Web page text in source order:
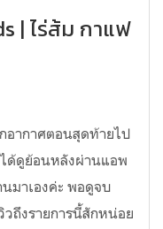
| ไร่ส้ม กาแฟ
อากาศตอนสุดท้ายไป
ได้ดูย้อนหลังผ่านแอพ
มาเองค่ะ พอดูจบ
วถึงรายการนี้สักหน่อย